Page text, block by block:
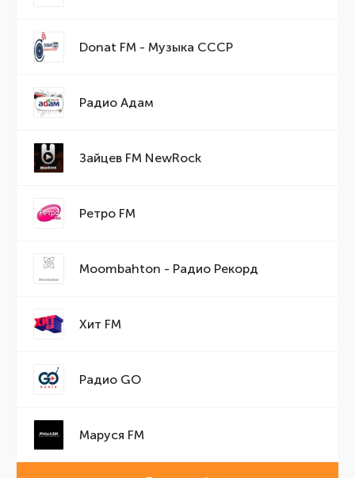
Donat FM - Музыка СССР
Радио Адам
Зайцев FM NewRock
Ретро FM
Moombahton - Радио Рекорд
Хит FM
Радио GO
Маруся FM